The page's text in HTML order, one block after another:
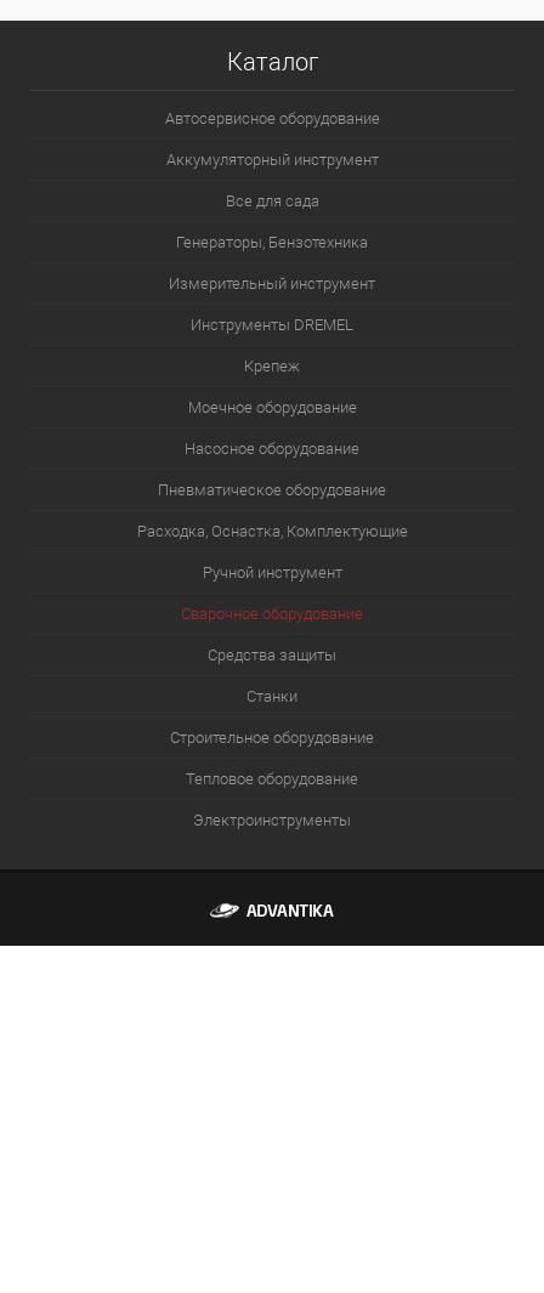
Каталог
Автосервисное оборудование
Аккумуляторный инструмент
Все для сада
Генераторы, Бензотехника
Измерительный инструмент
Инструменты DREMEL
Крепеж
Моечное оборудование
Насосное оборудование
Пневматическое оборудование
Расходка, Оснастка, Комплектующие
Ручной инструмент
Сварочное оборудование
Средства защиты
Станки
Строительное оборудование
Тепловое оборудование
Электроинструменты